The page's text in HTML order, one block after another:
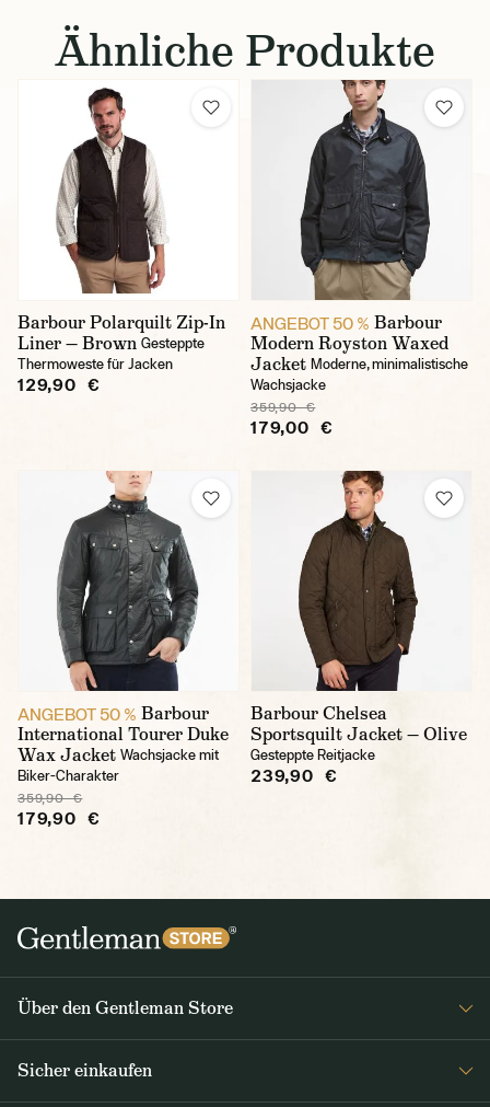
Ähnliche Produkte
Barbour Polarquilt Zip-In
Liner — Brown Gesteppte
Thermoweste für Jacken
129,90 €
ANGEBOT 50 % Barbour
Modern Royston Waxed
Jacket Moderne, minimalistische
Wachsjacke
359,90 €
179,00 €
ANGEBOT 50 % Barbour
International Tourer Duke
Wax Jacket Wachsjacke mit
Biker-Charakter
359,90 €
179,90 €
Barbour Chelsea
Sportsquilt Jacket — Olive
Gesteppte Reitjacke
239,90 €
Über den Gentleman Store
Sicher einkaufen